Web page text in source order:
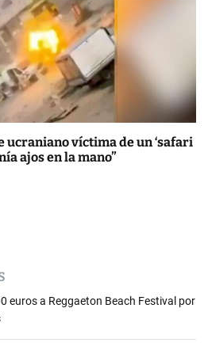
ucraniano víctima de un ‘safari
ajos en la mano”
euros a Reggaeton Beach Festival por